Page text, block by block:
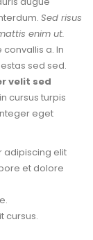
Sed risus
enim ut.
a. In
sed sed.
velit sed
cursus turpis
eget
adipiscing elit
et dolore
cursus.